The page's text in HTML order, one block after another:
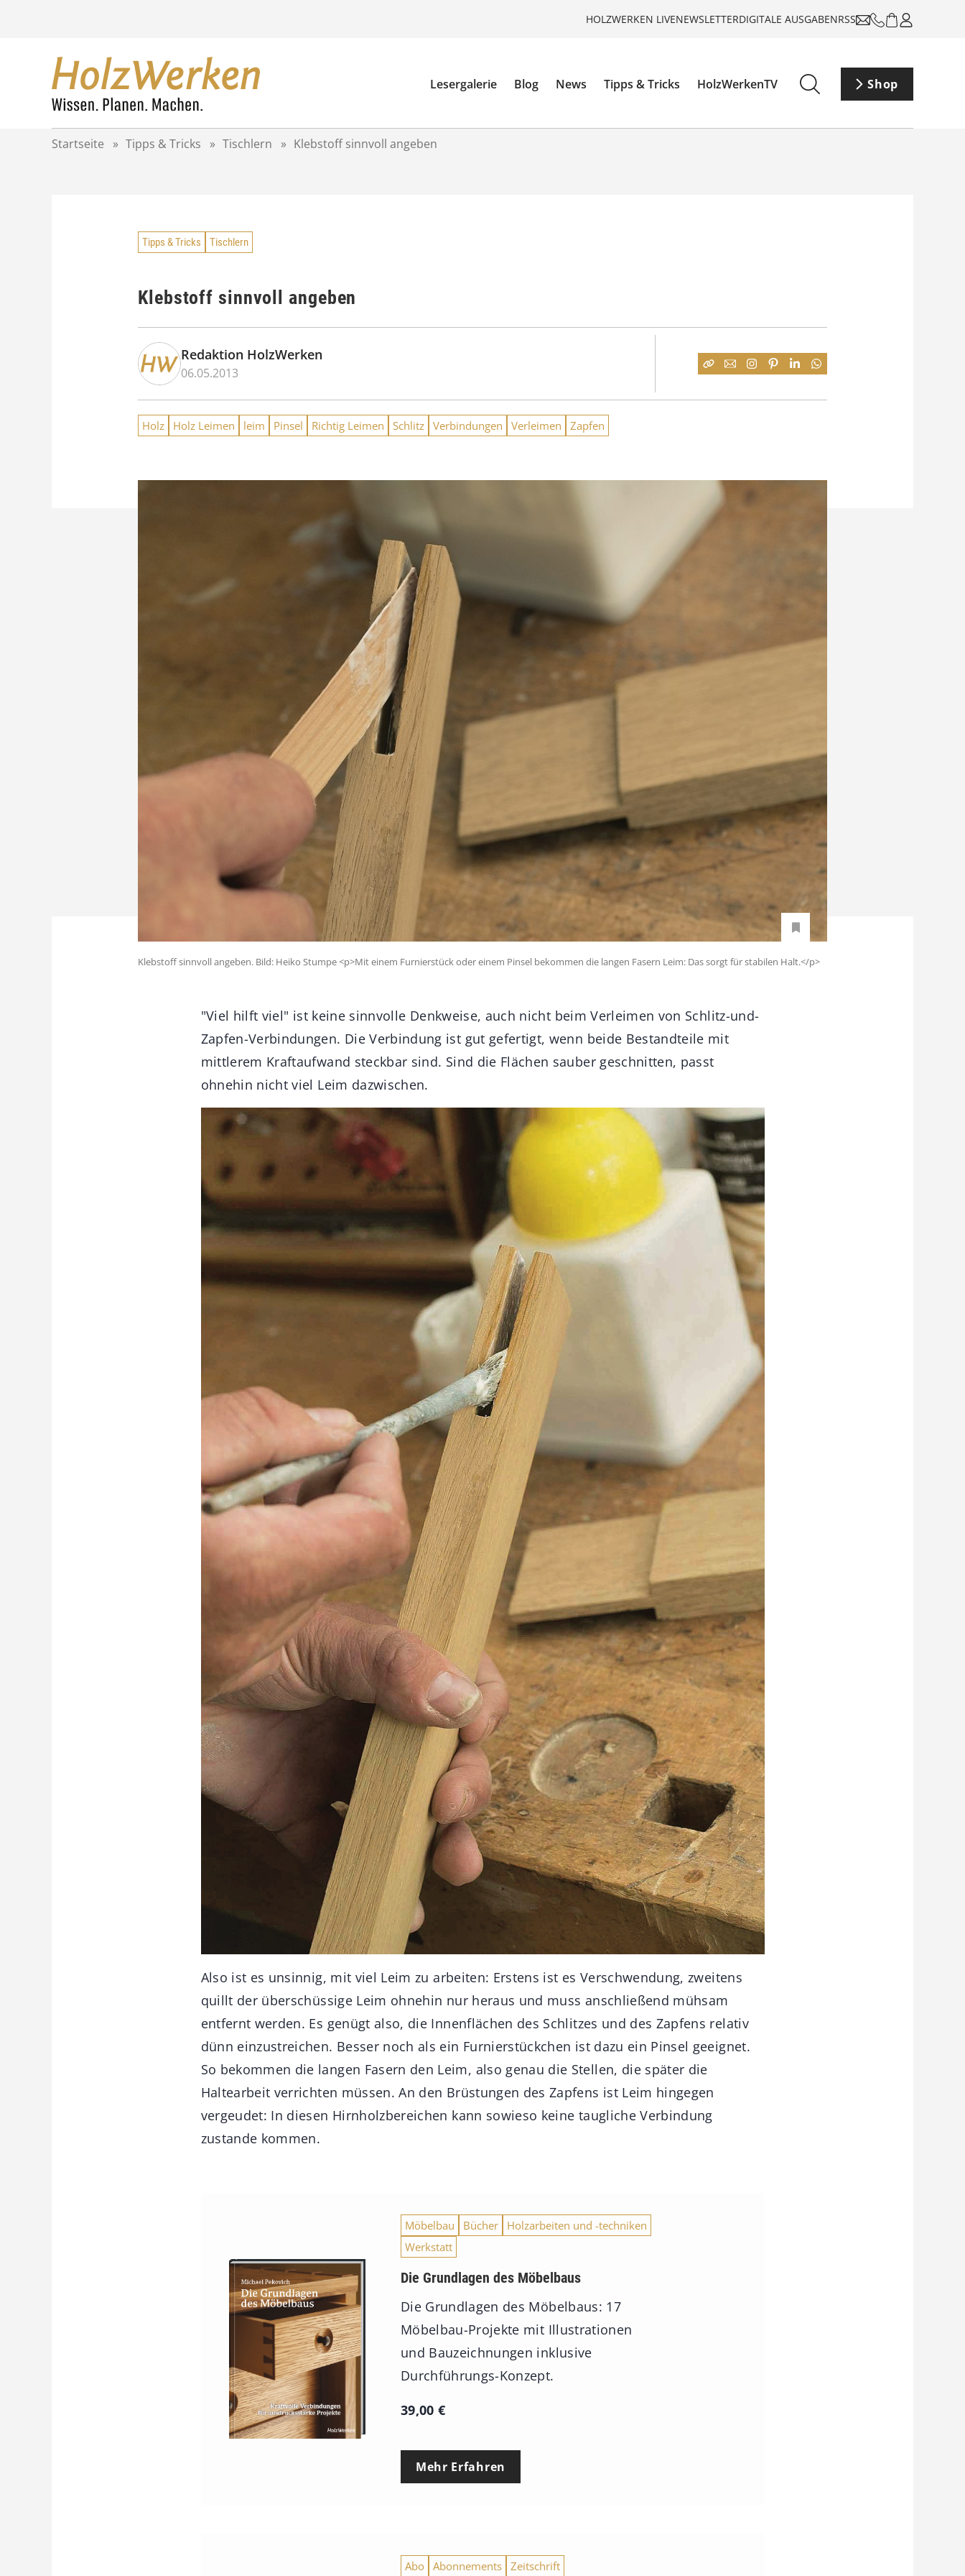
HOLZWERKEN LIVENEWSLETTERDIGITALE AUSGABENRSS
Lesergalerie Blog News Tipps & Tricks HolzWerkenTV Shop
Startseite » Tipps & Tricks » Tischlern » Klebstoff sinnvoll angeben
Tipps & Tricks Tischlern
Klebstoff sinnvoll angeben
Redaktion HolzWerken
06.05.2013
Holz Holz Leimen leim Pinsel Richtig Leimen Schlitz Verbindungen Verleimen Zapfen
Klebstoff sinnvoll angeben. Bild: Heiko Stumpe <p>Mit einem Furnierstück oder einem Pinsel bekommen die langen Fasern Leim: Das sorgt für stabilen Halt.</p>
"Viel hilft viel" ist keine sinnvolle Denkweise, auch nicht beim Verleimen von Schlitz-und-
Zapfen-Verbindungen. Die Verbindung ist gut gefertigt, wenn beide Bestandteile mit
mittlerem Kraftaufwand steckbar sind. Sind die Flächen sauber geschnitten, passt
ohnehin nicht viel Leim dazwischen.
Also ist es unsinnig, mit viel Leim zu arbeiten: Erstens ist es Verschwendung, zweitens
quillt der überschüssige Leim ohnehin nur heraus und muss anschließend mühsam
entfernt werden. Es genügt also, die Innenflächen des Schlitzes und des Zapfens relativ
dünn einzustreichen. Besser noch als ein Furnierstückchen ist dazu ein Pinsel geeignet.
So bekommen die langen Fasern den Leim, also genau die Stellen, die später die
Haltearbeit verrichten müssen. An den Brüstungen des Zapfens ist Leim hingegen
vergeudet: In diesen Hirnholzbereichen kann sowieso keine taugliche Verbindung
zustande kommen.
Möbelbau Bücher
Holzarbeiten und -techniken
Werkstatt
Die Grundlagen des Möbelbaus
Die Grundlagen des Möbelbaus: 17
Möbelbau-Projekte mit Illustrationen
und Bauzeichnungen inklusive
Durchführungs-Konzept.
39,00 €
Mehr Erfahren
Abo Abonnements Zeitschrift